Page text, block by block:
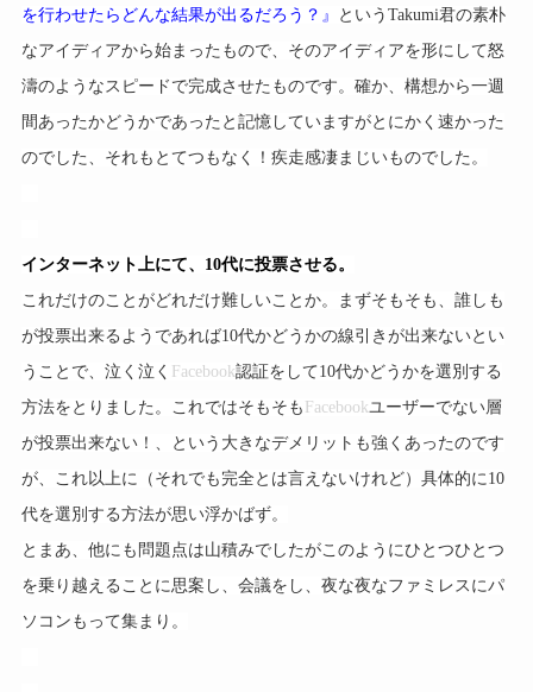
を行わせたらどんな結果が出るだろう？』
というTakumi君の素朴
なアイディアから始まったもので、そのアイディアを形にして怒
濤のようなスピードで完成させたものです。確か、構想から一週
間あったかどうかであったと記憶していますがとにかく速かった
のでした、それもとてつもなく！疾走感凄まじいものでした。
インターネット上にて、10代に投票させる。
これだけのことがどれだけ難しいことか。まずそもそも、誰しも
が投票出来るようであれば10代かどうかの線引きが出来ないとい
うことで、泣く泣く Facebook認証をして10代かどうかを選別する
方法をとりました。これではそもそも Facebookユーザーでない層
が投票出来ない！、という大きなデメリットも強くあったのです
が、これ以上に（それでも完全とは言えないけれど）具体的に10
代を選別する方法が思い浮かばず。
とまあ、他にも問題点は山積みでしたがこのようにひとつひとつ
を乗り越えることに思案し、会議をし、夜な夜なファミレスにパ
ソコンもって集まり。